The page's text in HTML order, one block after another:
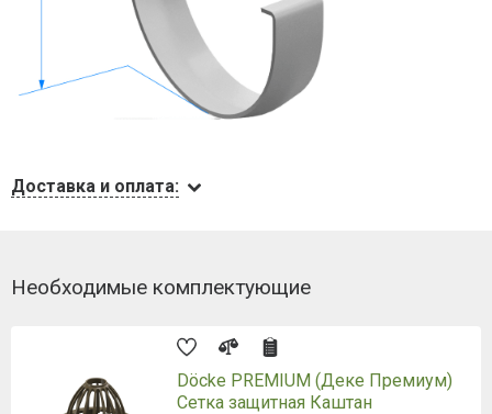
Доставка и оплата:
Необходимые комплектующие
Döcke PREMIUM (Деке Премиум)
Сетка защитная Каштан